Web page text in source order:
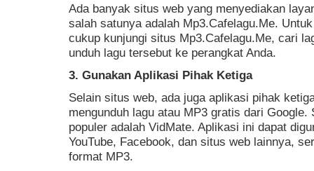
Ada banyak situs web yang menyediakan
salah satunya adalah Mp3.Cafelagu.Me.
cukup kunjungi situs Mp3.Cafelagu.Me, cari
unduh lagu tersebut ke perangkat Anda.
3. Gunakan Aplikasi Pihak Ketiga
Selain situs web, ada juga aplikasi pihak
mengunduh lagu atau MP3 gratis dari
populer adalah VidMate. Aplikasi ini dapat
YouTube, Facebook, dan situs web lainnya,
format MP3.